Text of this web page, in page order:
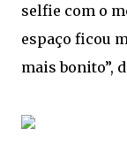
selfie com o
espaço ficou
mais bonito”,